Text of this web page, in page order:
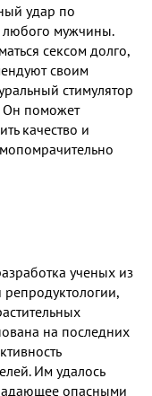
удар по
мужчины.
сексом долго,
своим
стимулятор
Он поможет
качество и
ученых из
репродуктологии,
на последних
Им удалось
опасными